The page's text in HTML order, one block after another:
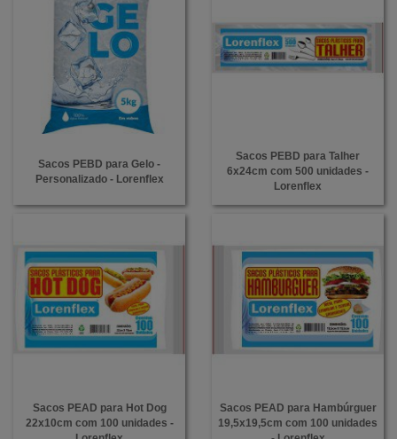
Sacos PEBD para Gelo -
Personalizado - Lorenflex
Sacos PEBD para Talher
6x24cm com 500 unidades -
Lorenflex
Sacos PEAD para Hot Dog
22x10cm com 100 unidades -
Sacos PEAD para Hambúrguer
19,5x19,5cm com 100 unidades